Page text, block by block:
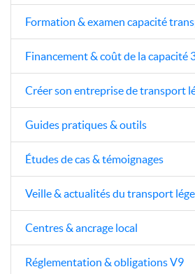
Formation & examen capacité
Financement & coût de la capacité
Créer son entreprise de transport
Guides pratiques & outils
Études de cas & témoignages
Veille & actualités du transport
Centres & ancrage local
Réglementation & obligations V9